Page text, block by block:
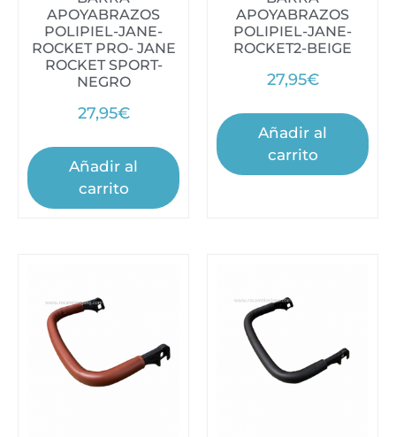
APOYABRAZOS
POLIPIEL-JANE-
ROCKET PRO- JANE
ROCKET SPORT-
NEGRO
27,95€
Añadir al
carrito
APOYABRAZOS
POLIPIEL-JANE-
ROCKET2-BEIGE
27,95€
Añadir al
carrito